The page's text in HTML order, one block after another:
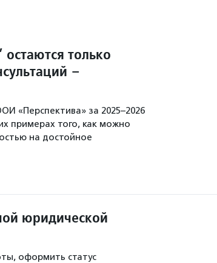
только
–
«Перспектива» за 2025–2026
примерах того, как можно
на достойное
юридической
оформить статус